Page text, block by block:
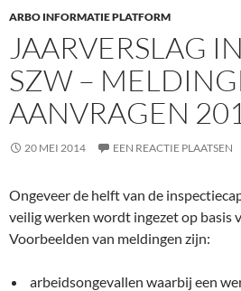
ARBO INFORMATIE PLATFORM
JAARVERSLAG
SZW –
AANVRAGEN
20 MEI 2014 EEN REACTIE PLAATSEN
Ongeveer de helft van de
veilig werken wordt ingezet op basis
Voorbeelden van meldingen zijn:
arbeidsongevallen waarbij een